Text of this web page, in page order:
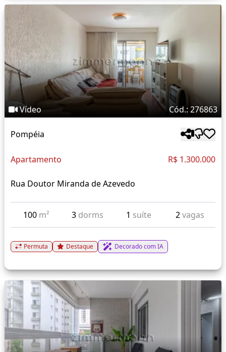
Vídeo Cód.: 276863
Pompéia
Apartamento R$ 1.300.000
Rua Doutor Miranda de Azevedo
100 m² 3 dorms 1 suíte 2vagas
Permuta Destaque Decorado com IA